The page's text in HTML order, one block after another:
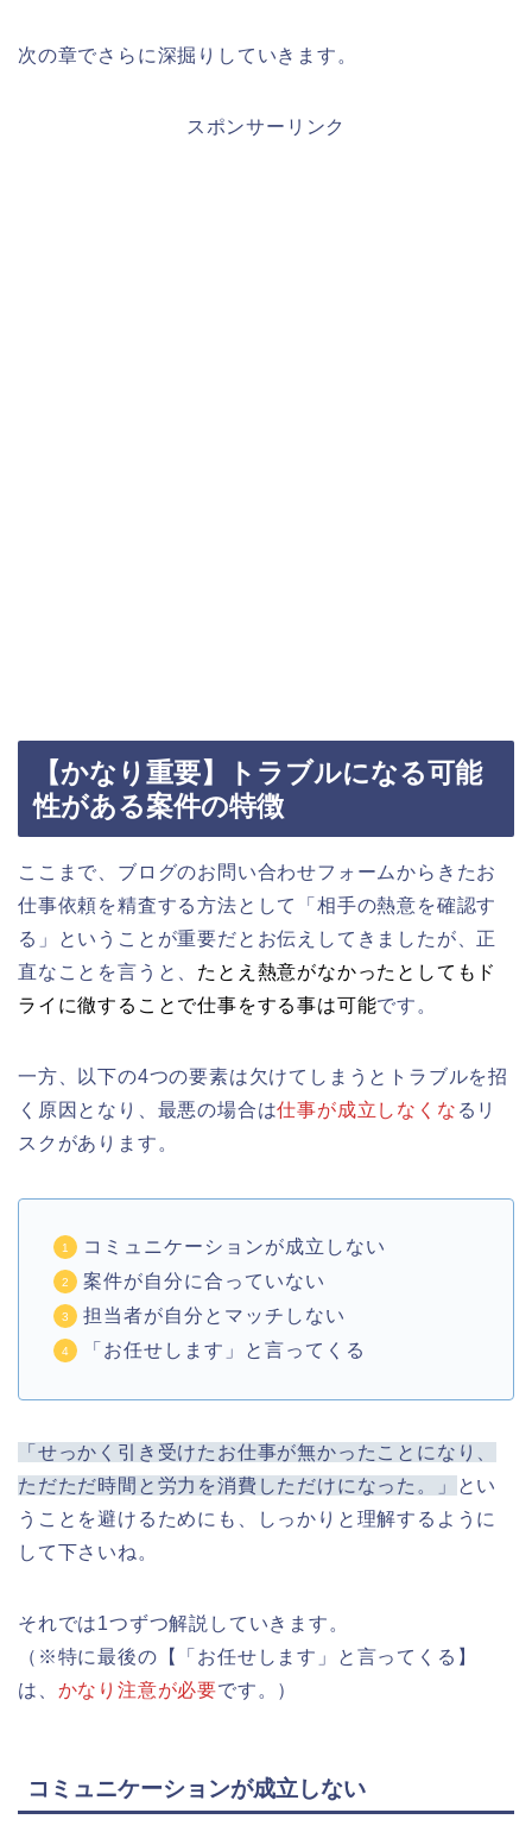
次の章でさらに深掘りしていきます。
スポンサーリンク
【かなり重要】トラブルになる可能
性がある案件の特徴
ここまで、ブログのお問い合わせフォームからきたお
仕事依頼を精査する方法として「相手の熱意を確認す
る」ということが重要だとお伝えしてきましたが、正
直なことを言うと、 たとえ熱意がなかったとしてもド
ライに徹することで仕事をする事は可能です。
一方、以下の4つの要素は欠けてしまうとトラブルを招
く原因となり、最悪の場合は仕事が成立しなくな るリ
スクがあります。
コミュニケーションが成立しない
案件が自分に合っていない
担当者が自分とマッチしない
「お任せします」と言ってくる
「せっかく引き受けたお仕事が無かったことになり、
ただただ時間と労力を消費しただけになった。」
とい
うことを避けるためにも、しっかりと理解するように
して下さいね。
それでは1つずつ解説していきます。
（※特に最後の【「お任せします」と言ってくる】
は、 かなり注意が必要です。）
コミュニケーションが成立しない